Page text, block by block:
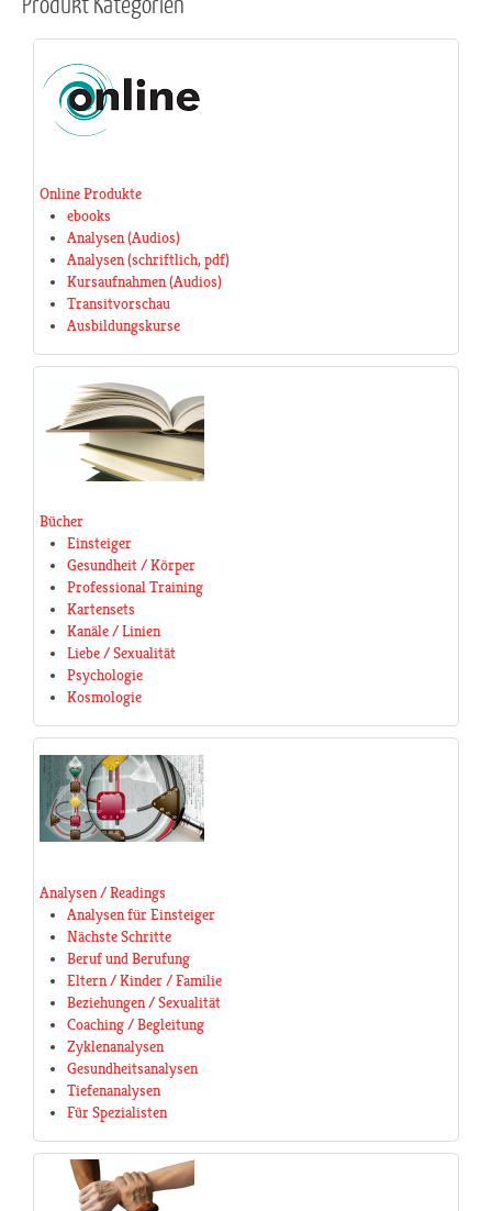
Online Produkte
ebooks
Analysen (Audios)
Analysen (schriftlich, pdf)
Kursaufnahmen (Audios)
Transitvorschau
Ausbildungskurse
Bücher
Einsteiger
Gesundheit / Körper
Professional Training
Kartensets
Kanäle / Linien
Liebe / Sexualität
Psychologie
Kosmologie
Analysen / Readings
Analysen für Einsteiger
Nächste Schritte
Beruf und Berufung
Eltern / Kinder / Familie
Beziehungen / Sexualität
Coaching / Begleitung
Zyklenanalysen
Gesundheitsanalysen
Tiefenanalysen
Für Spezialisten